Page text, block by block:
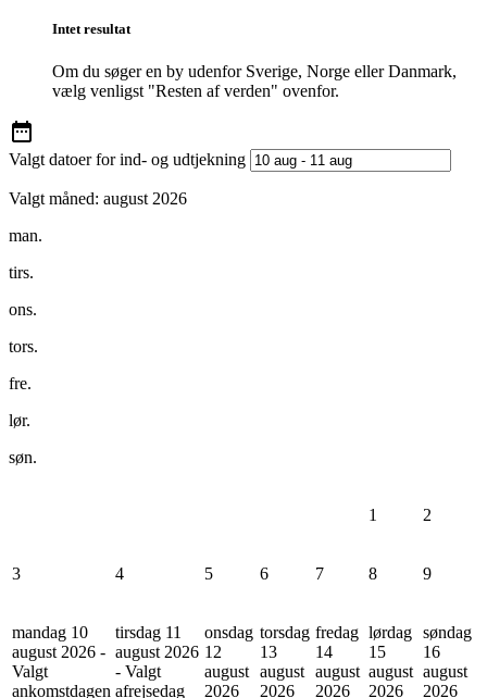
Intet resultat
Om du søger en by udenfor Sverige, Norge eller Danmark,
vælg venligst "Resten af verden" ovenfor.
Valgt datoer for ind- og udtjekning
Valgt måned: august 2026
man.
tirs.
ons.
tors.
fre.
lør.
søn.
1 2
3 4 5 6 7 8 9
mandag 10
august 2026 -
Valgt
ankomstdagen
tirsdag 11
august 2026
- Valgt
afrejsedag
onsdag
12
august
2026
torsdag
13
august
2026
fredag
14
august
2026
lørdag
15
august
2026
søndag
16
august
2026